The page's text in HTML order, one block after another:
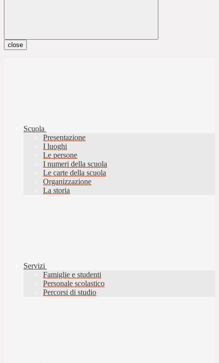
close
Scuola
Presentazione
I luoghi
Le persone
I numeri della scuola
Le carte della scuola
Organizzazione
La storia
Servizi
Famiglie e studenti
Personale scolastico
Percorsi di studio